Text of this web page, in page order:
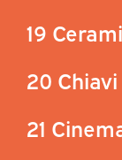
19
20
21